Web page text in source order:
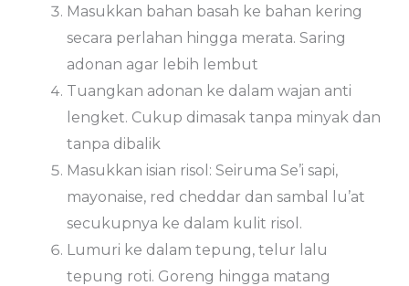
Masukkan bahan basah ke bahan kering
secara perlahan hingga merata. Saring
adonan agar lebih lembut
Tuangkan adonan ke dalam wajan anti
lengket. Cukup dimasak tanpa minyak dan
tanpa dibalik
Masukkan isian risol: Seiruma Se’i sapi,
mayonaise, red cheddar dan sambal lu’at
secukupnya ke dalam kulit risol.
Lumuri ke dalam tepung, telur lalu
tepung roti. Goreng hingga matang